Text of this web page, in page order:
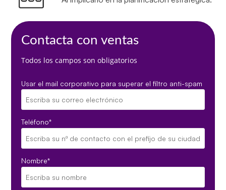
Contacta con ventas
Todos los campos son obligatorios
Usar el mail corporativo para superar el filtro anti-spam
Teléfono*
Nombre*